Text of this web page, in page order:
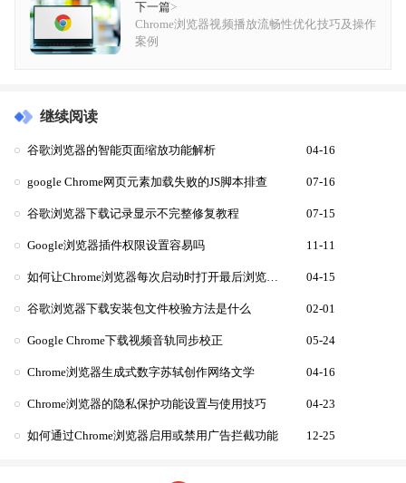
下一篇>
Chrome浏览器视频播放流畅性优化技巧及操作
案例
继续阅读
谷歌浏览器的智能页面缩放功能解析 04-16
google Chrome网页元素加载失败的JS脚本排查 07-16
谷歌浏览器下载记录显示不完整修复教程 07-15
Google浏览器插件权限设置容易吗 11-11
04-15
谷歌浏览器下载安装包文件校验方法是什么 02-01
Google Chrome下载视频音轨同步校正 05-24
Chrome浏览器生成式数字苏轼创作网络文学 04-16
Chrome浏览器的隐私保护功能设置与使用技巧 04-23
如何通过Chrome浏览器启用或禁用广告拦截功能 12-25